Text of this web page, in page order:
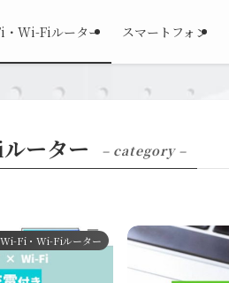
・Wi-Fiルーター スマートフォン
ーター – category –
Wi-Fi・Wi-Fiルーター